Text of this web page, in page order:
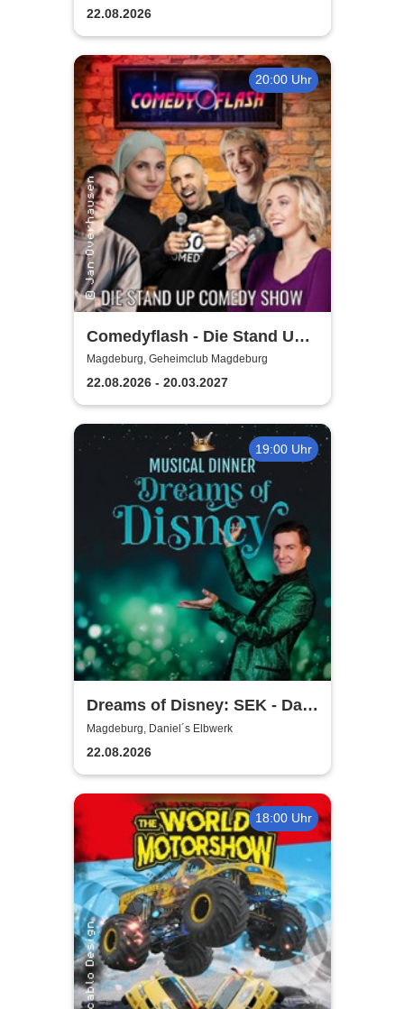
Elbauenpark
22.08.2026
20:00 Uhr
Comedyflash - Die Stand Up
Comedy Show in Magdeburg
Magdeburg, Geheimclub Magdeburg
22.08.2026 - 20.03.2027
19:00 Uhr
Dreams of Disney: SEK - Das
Musical Dinner
Magdeburg, Daniel´s Elbwerk
22.08.2026
18:00 Uhr